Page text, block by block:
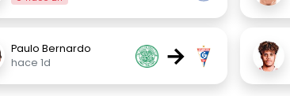
Paulo Bernardo
hace 1d
→